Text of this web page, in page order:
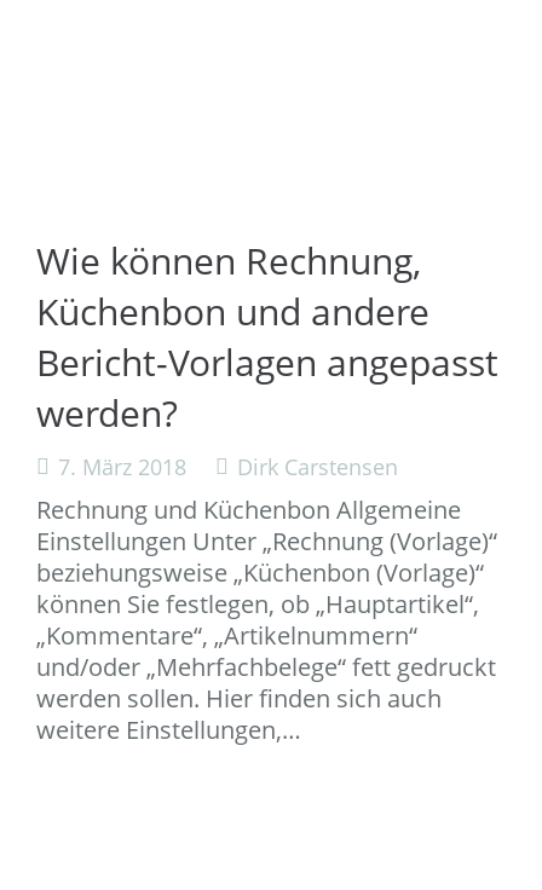
Wie können Rechnung,
Küchenbon und andere
Bericht-Vorlagen angepasst
werden?
7. März 2018 Dirk Carstensen
Rechnung und Küchenbon Allgemeine
Einstellungen Unter „Rechnung (Vorlage)“
beziehungsweise „Küchenbon (Vorlage)“
können Sie festlegen, ob „Hauptartikel“,
„Kommentare“, „Artikelnummern“
und/oder „Mehrfachbelege“ fett gedruckt
werden sollen. Hier finden sich auch
weitere Einstellungen,…